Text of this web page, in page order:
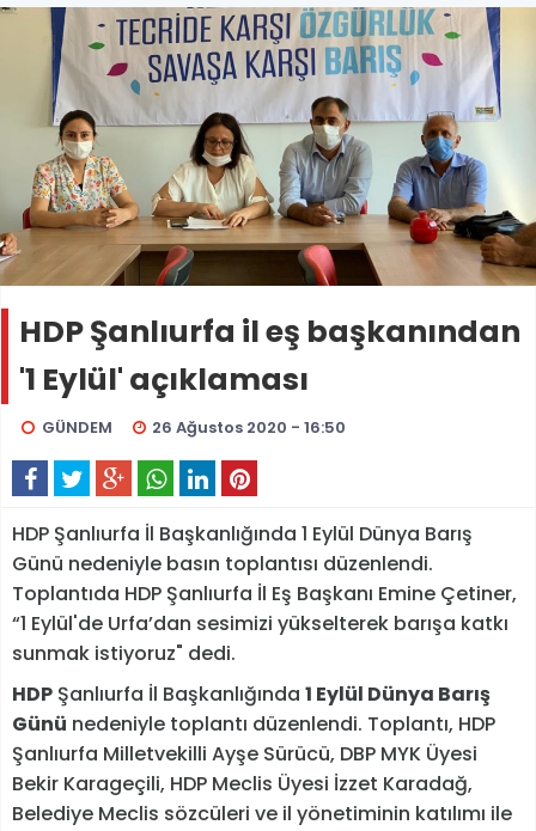
HDP Şanlıurfa il eş başkanından
'1 Eylül' açıklaması
GÜNDEM 26 Ağustos 2020 - 16:50
HDP Şanlıurfa İl Başkanlığında 1 Eylül Dünya Barış
Günü nedeniyle basın toplantısı düzenlendi.
Toplantıda HDP Şanlıurfa İl Eş Başkanı Emine Çetiner,
“1 Eylül'de Urfa’dan sesimizi yükselterek barışa katkı
sunmak istiyoruz" dedi.
HDP Şanlıurfa İl Başkanlığında 1 Eylül Dünya Barış
Günü nedeniyle toplantı düzenlendi. Toplantı, HDP
Şanlıurfa Milletvekilli Ayşe Sürücü, DBP MYK Üyesi
Bekir Karageçili, HDP Meclis Üyesi İzzet Karadağ,
Belediye Meclis sözcüleri ve il yönetiminin katılımı ile